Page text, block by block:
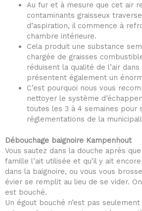
Au fur et à mesure que cet air
contaminants graisseux
d’aspiration, il commence à
chambre intérieure.
Cela produit une substance
chargée de graisses
réduisent la qualité de l’air
présentent également un
C’est pourquoi nous vous
nettoyer le système
toutes les 3 à 4 semaines pour
réglementations de la
Débouchage baignoire Kampenhout
Vous sautez dans la douche après
famille l’ait utilisée et qu’il y ait
dans la baignoire, ou vous vous
évier se remplit au lieu de se vider.
est bouché.
Un égout bouché n’est pas seulement